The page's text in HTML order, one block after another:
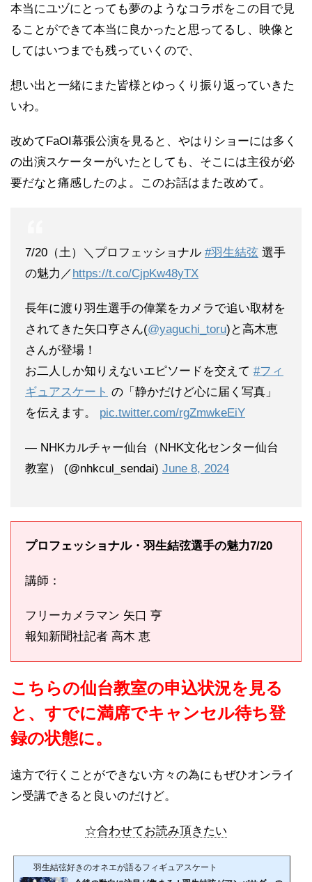
本当にユヅにとっても夢のようなコラボをこの目で見
ることができて本当に良かったと思ってるし、映像と
してはいつまでも残っていくので、
想い出と一緒にまた皆様とゆっくり振り返っていきた
いわ。
改めてFaOI幕張公演を見ると、やはりショーには多く
の出演スケーターがいたとしても、そこには主役が必
要だなと痛感したのよ。このお話はまた改めて。
7/20（土）＼プロフェッショナル #羽生結弦 選手
の魅力／https://t.co/CjpKw48yTX
長年に渡り羽生選手の偉業をカメラで追い取材を
されてきた矢口亨さん(@yaguchi_toru)と高木恵
さんが登場！
お二人しか知りえないエピソードを交えて #フィ
ギュアスケート の「静かだけど心に届く写真」
を伝えます。 pic.twitter.com/rgZmwkeEiY
— NHKカルチャー仙台（NHK文化センター仙台
教室） (@nhkcul_sendai) June 8, 2024
プロフェッショナル・羽生結弦選手の魅力7/20
講師：
フリーカメラマン 矢口 亨
報知新聞社記者 高木 恵
こちらの仙台教室の申込状況を見る
と、すでに満席でキャンセル待ち登
録の状態に。
遠方で行くことができない方々の為にもぜひオンライ
ン受講できると良いのだけど。
☆合わせてお読み頂きたい
羽生結弦好きのオネエが語るフィギュアスケート